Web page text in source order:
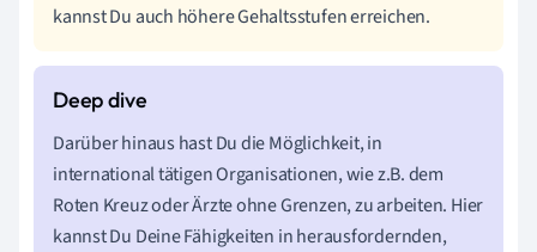
kannst Du auch höhere Gehaltsstufen erreichen.
Darüber hinaus hast Du die Möglichkeit, in
international tätigen Organisationen, wie z.B. dem
Roten Kreuz oder Ärzte ohne Grenzen, zu arbeiten. Hier
kannst Du Deine Fähigkeiten in herausfordernden,